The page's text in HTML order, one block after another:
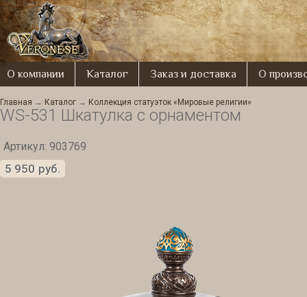
О компании Каталог Заказ и доставка О
Главная → Каталог → Коллекция статуэток «Мировые религии»
WS-531 Шкатулка с орнаментом
Артикул: 903769
5 950 руб.